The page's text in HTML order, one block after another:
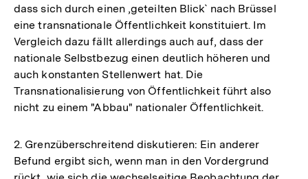
dass sich durch einen ,geteilten Blick` nach Brüssel
eine transnationale Öffentlichkeit konstituiert. Im
Vergleich dazu fällt allerdings auch auf, dass der
nationale Selbstbezug einen deutlich höheren und
auch konstanten Stellenwert hat. Die
Transnationalisierung von Öffentlichkeit führt also
nicht zu einem "Abbau" nationaler Öffentlichkeit.
2. Grenzüberschreitend diskutieren: Ein anderer
Befund ergibt sich, wenn man in den Vordergrund